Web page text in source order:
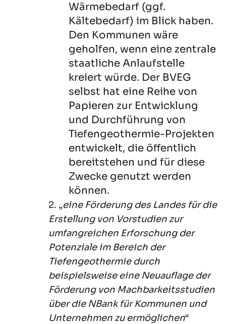
Wärmebedarf (ggf.
Kältebedarf) im Blick haben.
Den Kommunen wäre
geholfen, wenn eine zentrale
staatliche Anlaufstelle
kreiert würde. Der BVEG
selbst hat eine Reihe von
Papieren zur Entwicklung
und Durchführung von
Tiefengeothermie-Projekten
entwickelt, die öffentlich
bereitstehen und für diese
Zwecke genutzt werden
können.
2. „eine Förderung des Landes für die
Erstellung von Vorstudien zur
umfangreichen Erforschung der
Potenziale im Bereich der
Tiefengeothermie durch
beispielsweise eine Neuauflage der
Förderung von Machbarkeitsstudien
über die NBank für Kommunen und
Unternehmen zu ermöglichen“